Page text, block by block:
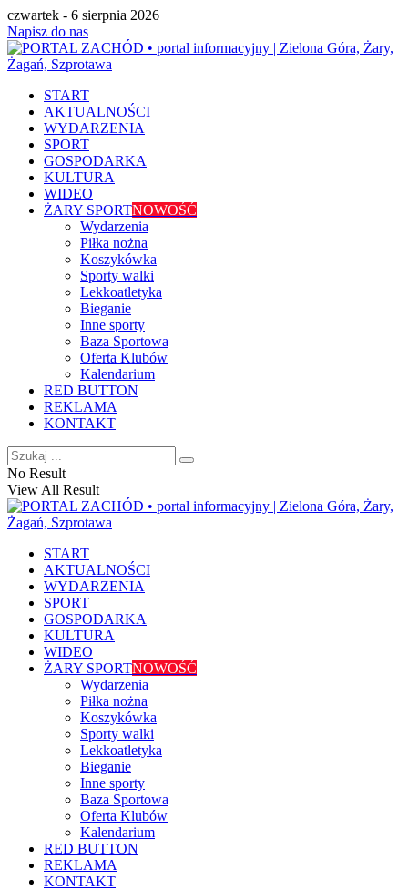
czwartek - 6 sierpnia 2026
Napisz do nas
START
AKTUALNOŚCI
WYDARZENIA
SPORT
GOSPODARKA
KULTURA
WIDEO
ŻARY SPORTNOWOŚĆ
Wydarzenia
Piłka nożna
Koszykówka
Sporty walki
Lekkoatletyka
Bieganie
Inne sporty
Baza Sportowa
Oferta Klubów
Kalendarium
RED BUTTON
REKLAMA
KONTAKT
No Result
View All Result
START
AKTUALNOŚCI
WYDARZENIA
SPORT
GOSPODARKA
KULTURA
WIDEO
ŻARY SPORTNOWOŚĆ
Wydarzenia
Piłka nożna
Koszykówka
Sporty walki
Lekkoatletyka
Bieganie
Inne sporty
Baza Sportowa
Oferta Klubów
Kalendarium
RED BUTTON
REKLAMA
KONTAKT